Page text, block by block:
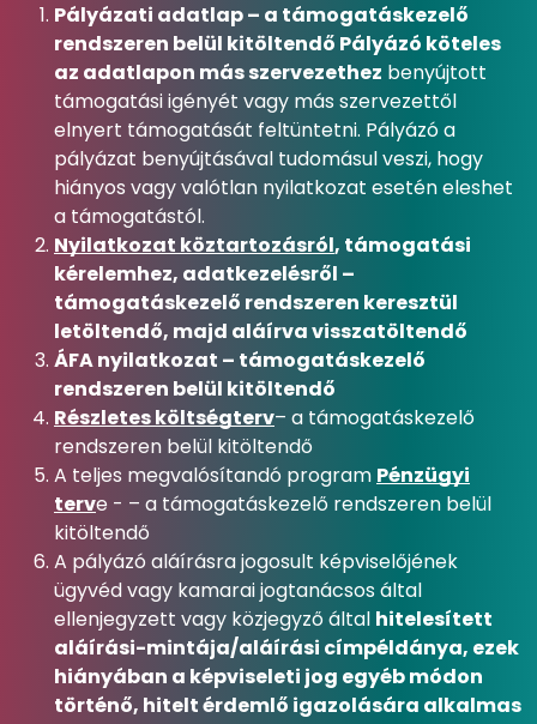
Pályázati adatlap – a támogatáskezelő
rendszeren belül kitöltendő Pályázó köteles
az adatlapon más szervezethez benyújtott
támogatási igényét vagy más szervezettől
elnyert támogatását feltüntetni. Pályázó a
pályázat benyújtásával tudomásul veszi, hogy
hiányos vagy valótlan nyilatkozat esetén eleshet
a támogatástól.
Nyilatkozat köztartozásról, támogatási
kérelemhez, adatkezelésről –
támogatáskezelő rendszeren keresztül
letöltendő, majd aláírva visszatöltendő
ÁFA nyilatkozat – támogatáskezelő
rendszeren belül kitöltendő
Részletes költségterv– a támogatáskezelő
rendszeren belül kitöltendő
A teljes megvalósítandó program Pénzügyi
terve - – a támogatáskezelő rendszeren belül
kitöltendő
A pályázó aláírásra jogosult képviselőjének
ügyvéd vagy kamarai jogtanácsos által
ellenjegyzett vagy közjegyző által hitelesített
aláírási-mintája/aláírási címpéldánya, ezek
hiányában a képviseleti jog egyéb módon
történő, hitelt érdemlő igazolására alkalmas